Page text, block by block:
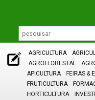
AGRICULTURA
AGROFLORESTAL
APICULTURA
FEIRAS &
FRUTICULTURA
HORTICULTURA